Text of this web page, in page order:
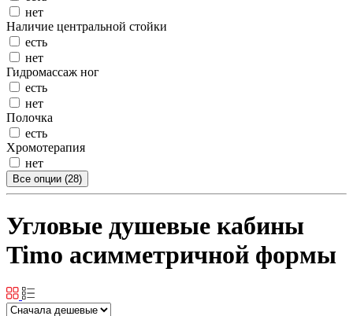
нет
Наличие центральной стойки
есть
нет
Гидромассаж ног
есть
нет
Полочка
есть
Хромотерапия
нет
Все опции (28)
Угловые душевые кабины
Timo асимметричной формы